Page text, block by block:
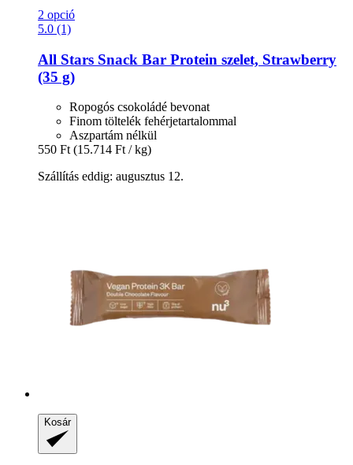
2 opció
5.0 (1)
All Stars Snack Bar Protein szelet, Strawberry
(35 g)
Ropogós csokoládé bevonat
Finom töltelék fehérjetartalommal
Aszpartám nélkül
550 Ft (15.714 Ft / kg)
Szállítás eddig: augusztus 12.
Kosár